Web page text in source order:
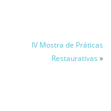
IV Mostra de Práticas
Restaurativas »